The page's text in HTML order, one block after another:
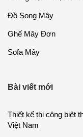
Đồ Song Mây
Ghế Mây Đơn
Sofa Mây
Bài viết mới
Thiết kế thi công biệt
Việt Nam